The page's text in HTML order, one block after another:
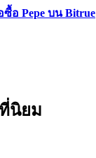
อ Pepe บน Bitrue
นิยม